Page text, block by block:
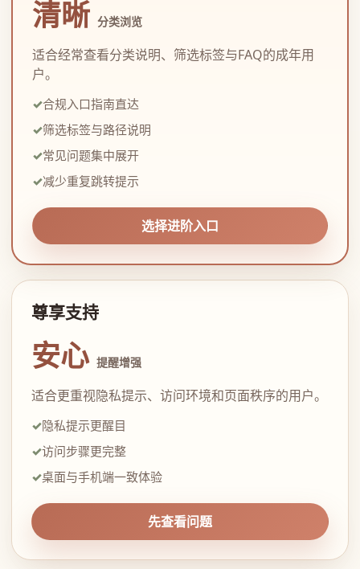
清晰 分类浏览
适合经常查看分类说明、筛选标签与FAQ的成年用
户。
合规入口指南直达
筛选标签与路径说明
常见问题集中展开
减少重复跳转提示
选择进阶入口
尊享支持
安心 提醒增强
适合更重视隐私提示、访问环境和页面秩序的用户。
隐私提示更醒目
访问步骤更完整
桌面与手机端一致体验
先查看问题